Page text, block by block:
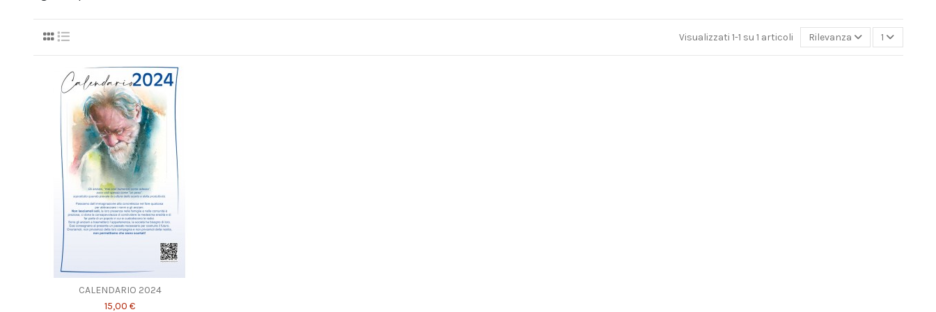
Visualizzati 1-1 su 1 articoli Rilevanza 1
CALENDARIO 2024
15,00 €